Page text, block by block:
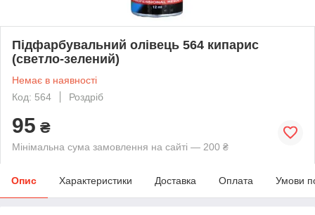
Підфарбувальний олівець 564 кипарис
(светло-зелений)
Немає в наявності
Код: 564
Роздріб
95 ₴
Мінімальна сума замовлення на сайті — 200 ₴
Опис Характеристики Доставка Оплата Умови